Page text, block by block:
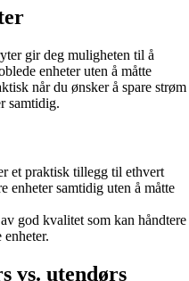
gir deg muligheten til å
enheter uten å måtte
når du ønsker å spare strøm
samtidig.
et praktisk tillegg til ethvert
enheter samtidig uten å måtte
god kvalitet som kan håndtere
vs. utendørs